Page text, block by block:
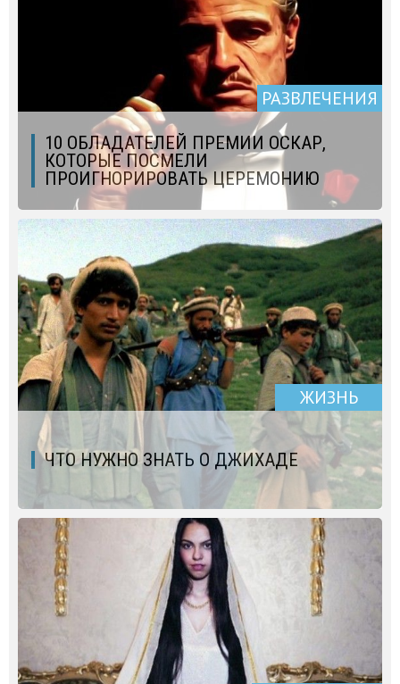
РАЗВЛЕЧЕНИЯ
10 ОБЛАДАТЕЛЕЙ ПРЕМИИ ОСКАР,
КОТОРЫЕ ПОСМЕЛИ
ПРОИГНОРИРОВАТЬ ЦЕРЕМОНИЮ
ЖИЗНЬ
ЧТО НУЖНО ЗНАТЬ О ДЖИХАДЕ